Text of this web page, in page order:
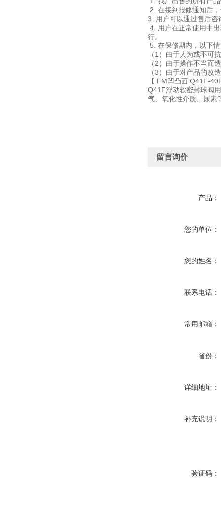
2. 在接到报修通知后
3. 用户可以通过售后咨
4. 用户在正常使用中
行。
5. 在保修期内，以下
（1）由于人为或不可
（2）由于操作不当而
（3）由于对产品的改
【 FM凹凸面 Q41F-
Q41F浮动软密封球阀
气、氧化性介质、尿素
留言询价
产品：
您的单位：
您的姓名：
联系电话：
常用邮箱：
省份：
详细地址：
补充说明：
验证码：